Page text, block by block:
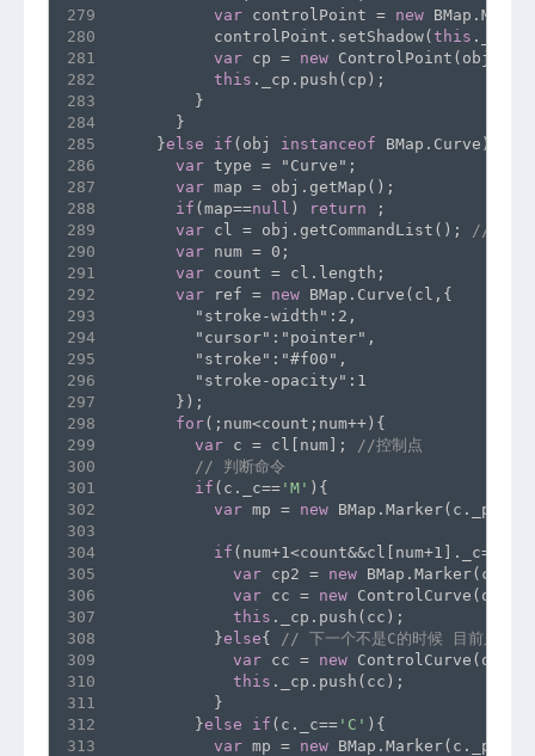
279
280
281
282
283
284
285
286
287
288
289
290
291
292
293
294
295
296
297
298
299
300
301
302
303
304
305
306
307
308
309
310
311
312
313
var controlPoint = new
          controlPoint.setShadow(
this
var cp = new
this ._cp.push(cp);
        }
      }
    }
else if (obj instanceof BMap.Curve){
var type = "Curve";
var map = obj.getMap();
if (map==null ) return ;
var cl = obj.getCommandList();
// 命令
var num = 0;
var count = cl.length;
var ref = new BMap.Curve(cl,{
        "stroke-width":2,
        "cursor":"pointer",
        "stroke":"#f00",
        "stroke-opacity":1
      });
for(;num<count;num++){
var c = cl[num];
//控制点
// 判断命令
if (c._c=='M' ){
var mp = new
if (num+1<count&&cl[num+1]._c==
var cp2 = new
var cc = new
this ._cp.push(cc);
          }
else{
// 下一个不是C的时候 目前只支持
var cc = new
this ._cp.push(cc);
          }
        }
else if (c._c=='C' ){
var mp = new